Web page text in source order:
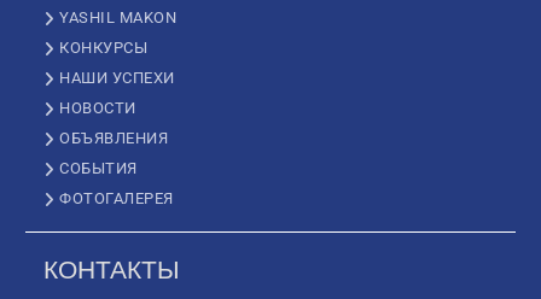
YASHIL MAKON
КОНКУРСЫ
НАШИ УСПЕХИ
НОВОСТИ
ОБЪЯВЛЕНИЯ
СОБЫТИЯ
ФОТОГАЛЕРЕЯ
КОНТАКТЫ